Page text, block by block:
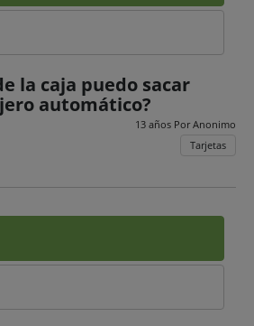
la caja puedo sacar
automático?
13 años PorAnonimo
Tarjetas